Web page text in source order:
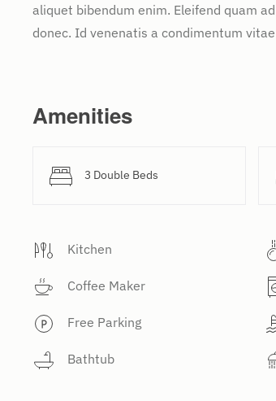
aliquet bibendum enim. Eleifend quam
donec. Id venenatis a condimentum
Amenities
3 Double Beds
Kitchen
Coffee Maker
Free Parking
Bathtub